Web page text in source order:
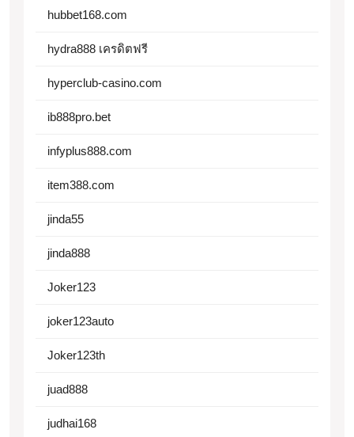
hubbet168.com
hydra888 เครดิตฟรี
hyperclub-casino.com
ib888pro.bet
infyplus888.com
item388.com
jinda55
jinda888
Joker123
joker123auto
Joker123th
juad888
judhai168